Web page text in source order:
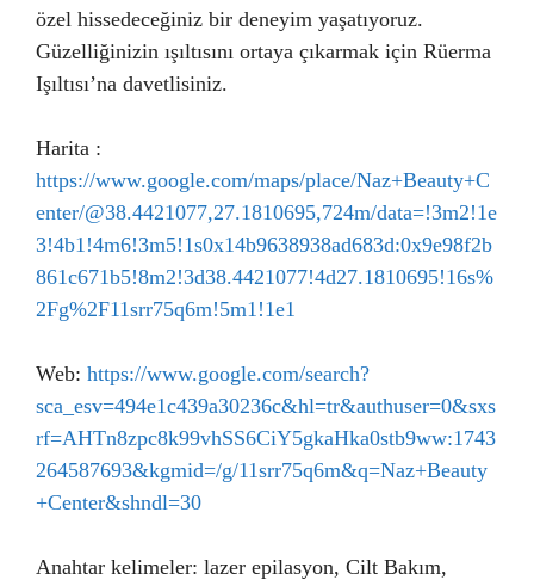
özel hissedeceğiniz bir deneyim yaşatıyoruz.
Güzelliğinizin ışıltısını ortaya çıkarmak için Rüerma
Işıltısı’na davetlisiniz.
Harita :
https://www.google.com/maps/place/Naz+Beauty+C
enter/@38.4421077,27.1810695,724m/data=!3m2!1e
3!4b1!4m6!3m5!1s0x14b9638938ad683d:0x9e98f2b
861c671b5!8m2!3d38.4421077!4d27.1810695!16s%
2Fg%2F11srr75q6m!5m1!1e1
Web: https://www.google.com/search?
sca_esv=494e1c439a30236c&hl=tr&authuser=0&sxs
rf=AHTn8zpc8k99vhSS6CiY5gkaHka0stb9ww:1743
264587693&kgmid=/g/11srr75q6m&q=Naz+Beauty
+Center&shndl=30
Anahtar kelimeler: lazer epilasyon, Cilt Bakım,